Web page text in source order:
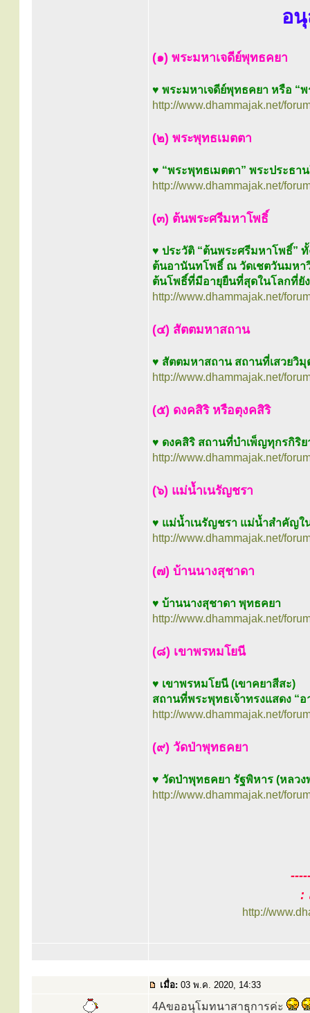
อ
(๑) พระมหาเจดีย์พุทธคยา
♥ พระมหาเจดีย์พุทธคยา หรือ “พ
http://www.dhammajak.net/
(๒) พระพุทธเมตตา
♥ “พระพุทธเมตตา” พระประธา
http://www.dhammajak.net/
(๓) ต้นพระศรีมหาโพธิ์
♥ ประวัติ “ต้นพระศรีมหาโพธิ์”
ต้นอานันทโพธิ์ ณ วัดเชตวันมหา
ต้นโพธิ์ที่มีอายุยืนที่สุดในโลกที่ยั
http://www.dhammajak.net/
(๔) สัตตมหาสถาน
♥ สัตตมหาสถาน สถานที่เสวยวิ
http://www.dhammajak.net/
(๕) ดงคสิริ หรือตุงคสิริ
♥ ดงคสิริ สถานที่บำเพ็ญทุกรกิริย
http://www.dhammajak.net/
(๖) แม่น้ำเนรัญชรา
♥ แม่น้ำเนรัญชรา แม่น้ำสำคัญใ
http://www.dhammajak.net/
(๗) บ้านนางสุชาดา
♥ บ้านนางสุชาดา พุทธคยา
http://www.dhammajak.net/
(๘) เขาพรหมโยนี
♥ เขาพรหมโยนี (เขาคยาสีสะ)
สถานที่พระพุทธเจ้าทรงแสดง “
http://www.dhammajak.net/
(๙) วัดป่าพุทธคยา
♥ วัดป่าพุทธคยา รัฐพิหาร (หลว
http://www.dhammajak.net/
:
http://
เมื่อ: 03 พ.ค. 2020, 14:33
4Aขออนุโมทนาสาธุการค่ะ